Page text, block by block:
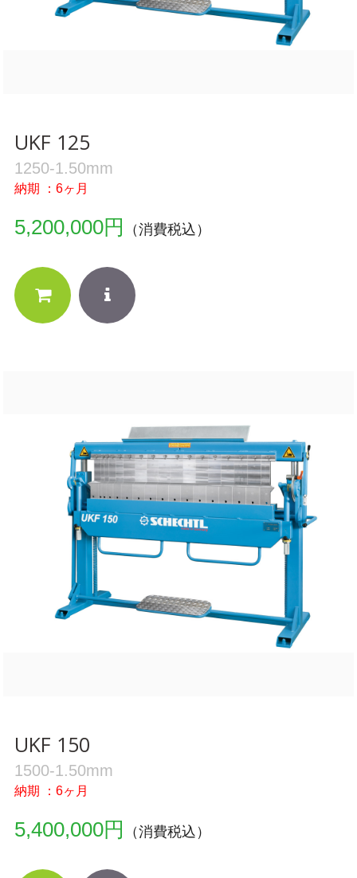
UKF 125
1250-1.50mm
納期 ：6ヶ月
5,200,000円 （消費税込）
UKF 150
1500-1.50mm
納期 ：6ヶ月
5,400,000円 （消費税込）